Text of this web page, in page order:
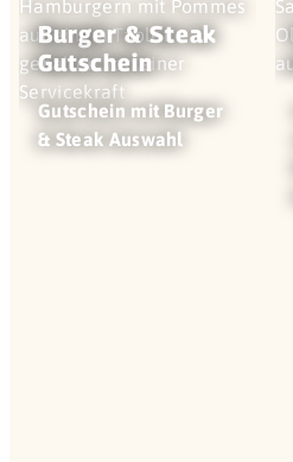
Burger & Steak
Gutschein
Gutschein mit Burger
& Steak Auswahl